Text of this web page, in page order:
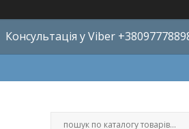
Консультація у Viber